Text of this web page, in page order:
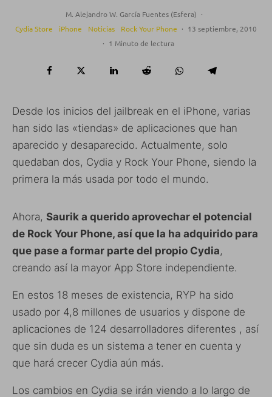
M. Alejandro W. García Fuentes (Esfera) ·
Cydia Store
iPhone Noticias Rock Your Phone · 13 septiembre, 2010
· 1 Minuto de lectura
Desde los inicios del jailbreak en el iPhone, varias
han sido las «tiendas» de aplicaciones que han
aparecido y desaparecido. Actualmente, solo
quedaban dos, Cydia y Rock Your Phone, siendo la
primera la más usada por todo el mundo.
Ahora, Saurik a querido aprovechar el potencial
de Rock Your Phone, así que la ha adquirido para
que pase a formar parte del propio Cydia,
creando así la mayor App Store independiente.
En estos 18 meses de existencia, RYP ha sido
usado por 4,8 millones de usuarios y dispone de
aplicaciones de 124 desarrolladores diferentes , así
que sin duda es un sistema a tener en cuenta y
que hará crecer Cydia aún más.
Los cambios en Cydia se irán viendo a lo largo de